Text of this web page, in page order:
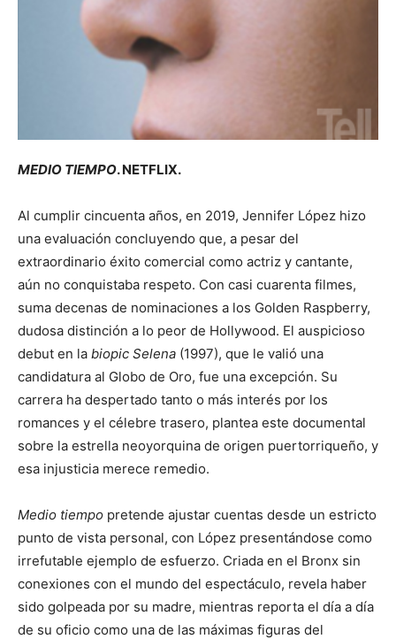
MEDIO TIEMPO. NETFLIX.
Al cumplir cincuenta años, en 2019, Jennifer López hizo
una evaluación concluyendo que, a pesar del
extraordinario éxito comercial como actriz y cantante,
aún no conquistaba respeto. Con casi cuarenta filmes,
suma decenas de nominaciones a los Golden Raspberry,
dudosa distinción a lo peor de Hollywood. El auspicioso
debut en la biopic Selena (1997), que le valió una
candidatura al Globo de Oro, fue una excepción. Su
carrera ha despertado tanto o más interés por los
romances y el célebre trasero, plantea este documental
sobre la estrella neoyorquina de origen puertorriqueño, y
esa injusticia merece remedio.
Medio tiempo pretende ajustar cuentas desde un estricto
punto de vista personal, con López presentándose como
irrefutable ejemplo de esfuerzo. Criada en el Bronx sin
conexiones con el mundo del espectáculo, revela haber
sido golpeada por su madre, mientras reporta el día a día
de su oficio como una de las máximas figuras del